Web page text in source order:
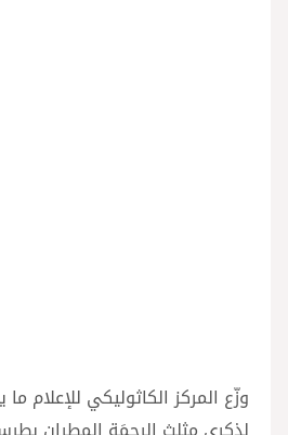
وزّع المركز الكاثوليكي للإعلام